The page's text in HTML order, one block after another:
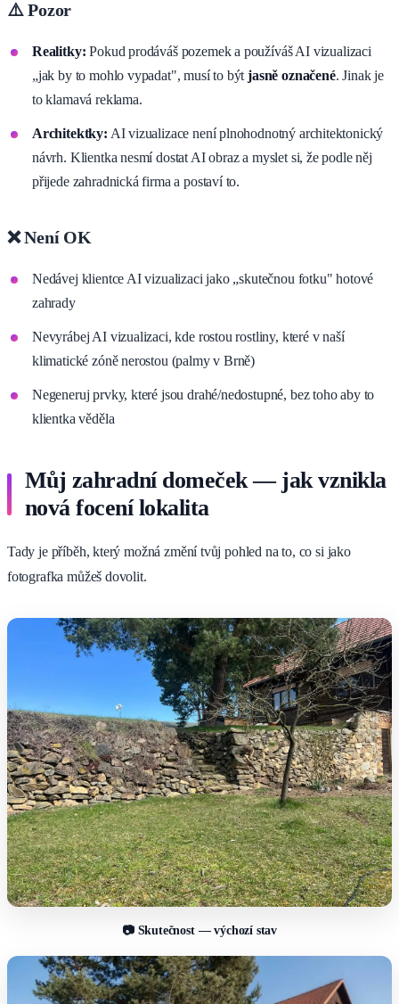
⚠️ Pozor
Realitky: Pokud prodáváš pozemek a používáš AI vizualizaci
„jak by to mohlo vypadat", musí to býtjasně označené. Jinak je
to klamavá reklama.
Architektky: AI vizualizace není plnohodnotný architektonický
návrh. Klientka nesmí dostat AI obraz a myslet si, že podle něj
přijede zahradnická firma a postaví to.
❌ Není OK
Nedávej klientce AI vizualizaci jako „skutečnou fotku" hotové
zahrady
Nevyrábej AI vizualizaci, kde rostou rostliny, které v naší
klimatické zóně nerostou (palmy v Brně)
Negeneruj prvky, které jsou drahé/nedostupné, bez toho aby to
klientka věděla
Můj zahradní domeček — jak vznikla
nová focení lokalita
Tady je příběh, který možná změní tvůj pohled na to, co si jako
fotografka můžeš dovolit.
📷 Skutečnost — výchozí stav